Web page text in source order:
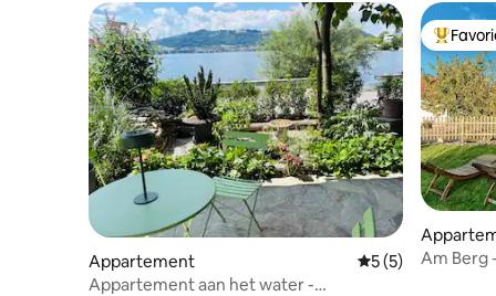
Appartement Gemiddelde
5 (5)
Appartement aan het water -
Am Berg